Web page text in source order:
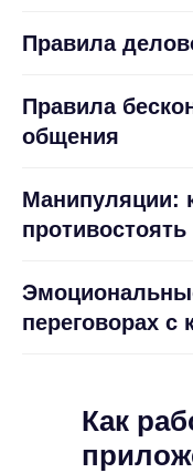
Правила
Правила
общения
Манипуляции:
противостоять
переговорах с
Как